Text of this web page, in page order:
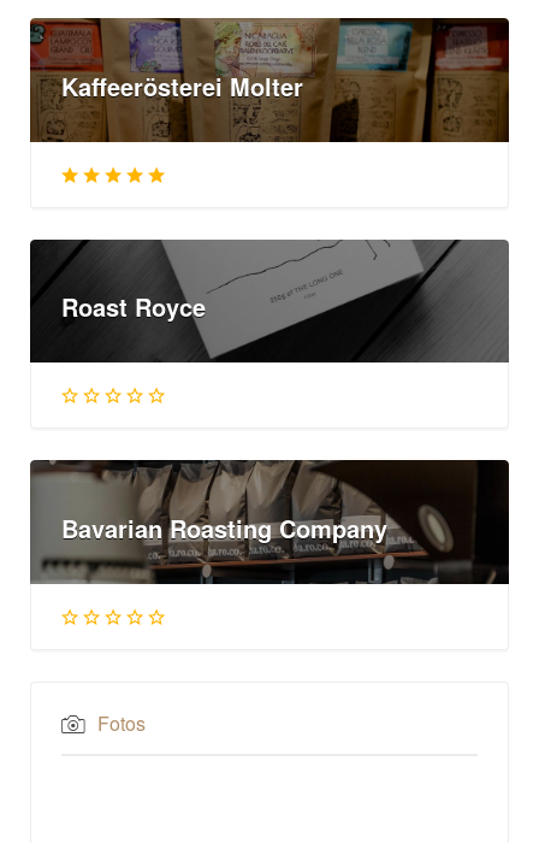
Kaffeerösterei Molter
Roast Royce
Bavarian Roasting Company
Fotos